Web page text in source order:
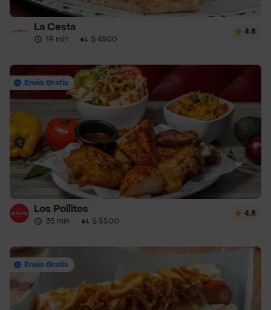
La Cesta
19 min · $ 4500
4.8
Envío Gratis
Los Pollitos
35 min · $ 5500
4.8
Envío Gratis